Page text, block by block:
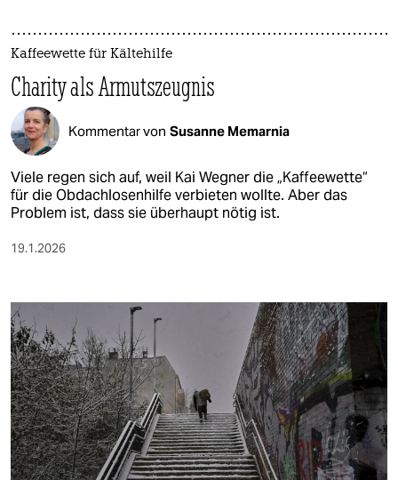
Kaffeewette für Kältehilfe
Charity als Armutszeugnis
Kommentar von Susanne Memarnia
Viele regen sich auf, weil Kai Wegner die „Kaffeewette“
für die Obdachlosenhilfe verbieten wollte. Aber das
Problem ist, dass sie überhaupt nötig ist.
19.1.2026